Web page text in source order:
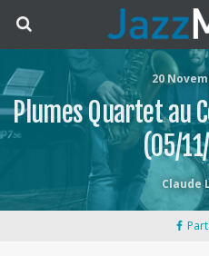
20
Plumes Quartet au
(05/
Claude